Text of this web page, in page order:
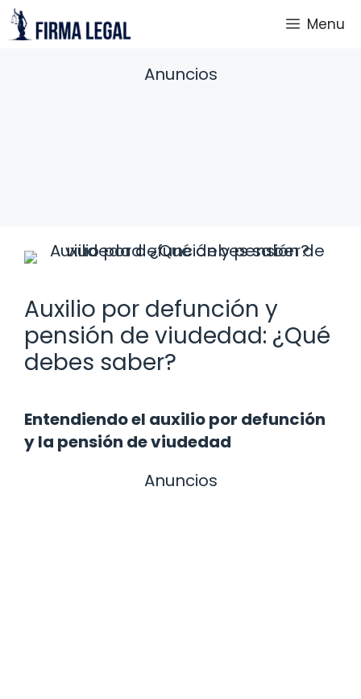
Saltar
al
Menu
Anuncios
Auxilio por defunción y
pensión de viudedad: ¿Qué
debes saber?
Entendiendo el auxilio por defunción
y la pensión de viudedad
Anuncios